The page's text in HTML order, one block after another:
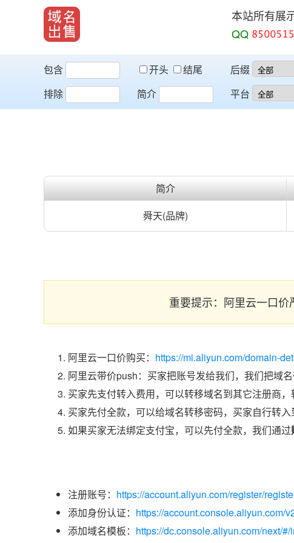
本站所有展
QQ
包含 开头
结尾
排除
简介
后缀
平台
简介
舜天(品牌)
重要提示：阿里云一口价
阿里云一口价购买： https://mi.aliyun.com/domain-
阿里云带价push：买家把账号发给我们，我们把域
买家先支付转入费用，可以转移域名到其它注册商，
买家先付全款，可以给域名转移密码，买家自行转入
如果买家无法绑定支付宝，可以先付全款，我们通过
注册账号： https://account.aliyun.com/register/
添加身份认证： https://account.console.aliyun.com/
添加域名模板： https://dc.console.aliyun.com/next/